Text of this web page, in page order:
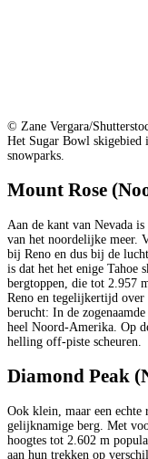
© Zane Vergara/
Het Sugar Bowl skigebied
snowparks.
Mount Rose
Aan de kant van Nevada
van het noordelijke meer.
bij Reno en dus bij de
is dat het het enige Tahoe
bergtoppen, die tot 2.957
Reno en tegelijkertijd over
berucht: In de
heel Noord-Amerika. Op
helling off-piste scheuren.
Diamond Peak
Ook klein, maar een
gelijknamige berg. Met
hoogtes tot 2.602 m
aan hun trekken op